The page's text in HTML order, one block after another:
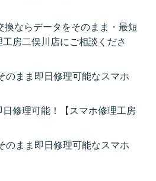
換ならデータをそのまま・最短
房二俣川店にご相談くださ
のまま即日修理可能なスマホ
修理可能！【スマホ修理工房
のまま即日修理可能なスマホ